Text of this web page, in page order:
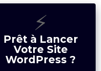
⚡
Prêt à Lancer
Votre Site
WordPress ?
personnalisé en
moins de 24h. Gratuit
et sans engagement.
Demander
un Devis